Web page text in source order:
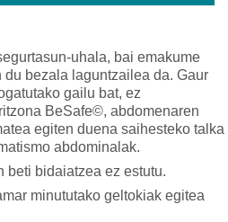
uhala, bai emakume
du bezala laguntzailea da. Gaur
gailu bat, ez
BeSafe©, abdomenaren
egiten duena saihesteko talka
abdominalak.
beti bidaiatzea ez estutu.
minututako geltokiak egitea